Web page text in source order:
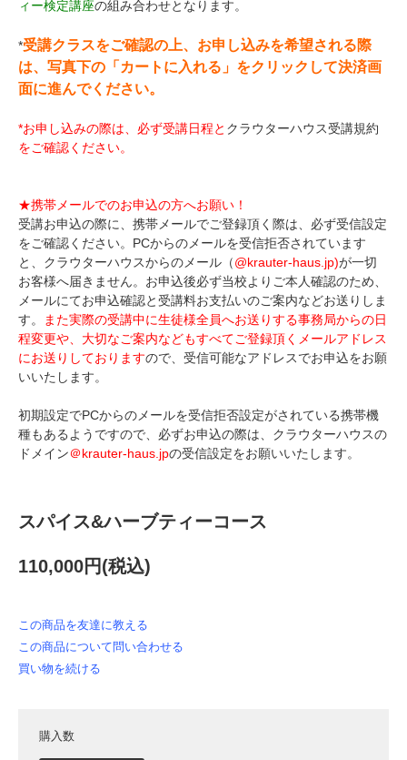
ィー検定講座の組み合わせとなります。
*受講クラスをご確認の上、お申し込みを希望される際
は、写真下の「カートに入れる」をクリックして決済画
面に進んでください。
*お申し込みの際は、必ず受講日程と クラウターハウス受講規約
をご確認ください。
★携帯メールでのお申込の方へお願い！
受講お申込の際に、携帯メールでご登録頂く際は、必ず受信設定
をご確認ください。PCからのメールを受信拒否されています
と、クラウターハウスからのメール（@krauter-haus.jp)が一切
お客様へ届きません。お申込後必ず当校よりご本人確認のため、
メールにてお申込確認と受講料お支払いのご案内などお送りしま
す。
また実際の受講中に生徒様全員へお送りする事務局からの日
程変更や、大切なご案内などもすべてご登録頂くメールアドレス
にお送りしておりますので、受信可能なアドレスでお申込をお願
いいたします。
初期設定でPCからのメールを受信拒否設定がされている携帯機
種もあるようですので、必ずお申込の際は、クラウターハウスの
ドメイン＠krauter-haus.jpの受信設定をお願いいたします。
スパイス&ハーブティーコース
110,000円(税込)
この商品を友達に教える
この商品について問い合わせる
買い物を続ける
購入数